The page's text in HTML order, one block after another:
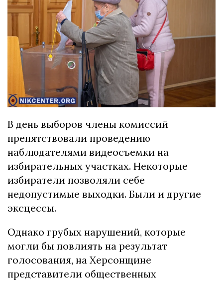
В день выборов члены комиссий
препятствовали проведению
наблюдателями видеосъемки на
избирательных участках. Некоторые
избиратели позволяли себе
недопустимые выходки. Были и другие
эксцессы.
Однако грубых нарушений, которые
могли бы повлиять на результат
голосования, на Херсонщине
представители общественных